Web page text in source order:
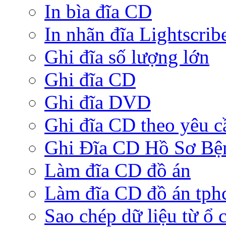
In bìa đĩa CD
In nhãn đĩa
Ghi đĩa số lượng lớn
Ghi đĩa CD
Ghi đĩa DVD
Ghi đĩa CD theo yêu
Ghi Đĩa CD Hồ Sơ
Làm đĩa CD đồ án
Làm đĩa CD đồ án
Sao chép dữ liệu từ ổ